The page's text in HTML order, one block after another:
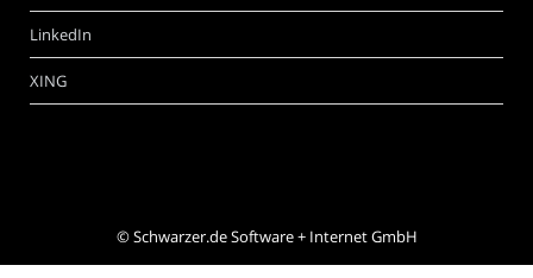
LinkedIn
XING
©Schwarzer.de Software + Internet GmbH